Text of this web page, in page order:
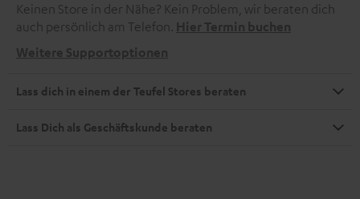
Keinen Store in der Nähe? Kein Problem, wir beraten dich
auch persönlich am Telefon. Hier Termin buchen
Weitere Supportoptionen
Lass dich in einem der Teufel Stores beraten
Lass Dich als Geschäftskunde beraten